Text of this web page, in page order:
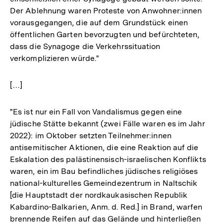
Der Ablehnung waren Proteste von Anwohner:innen
vorausgegangen, die auf dem Grundstück einen
öffentlichen Garten bevorzugten und befürchteten,
dass die Synagoge die Verkehrssituation
verkomplizieren würde."
[…]
"Es ist nur ein Fall von Vandalismus gegen eine
jüdische Stätte bekannt (zwei Fälle waren es im Jahr
2022): im Oktober setzten Teilnehmer:innen
antisemitischer Aktionen, die eine Reaktion auf die
Eskalation des palästinensisch-israelischen Konflikts
waren, ein im Bau befindliches jüdisches religiöses
national-kulturelles Gemeindezentrum in Naltschik
[die Hauptstadt der nordkaukasischen Republik
Kabardino-Balkarien, Anm. d. Red.] in Brand, warfen
brennende Reifen auf das Gelände und hinterließen